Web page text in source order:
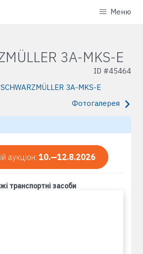
Меню
3A-MKS-E
ID #45464
Фотогалерея
аукціон: 10.—12.8.2026
транспортні засоби